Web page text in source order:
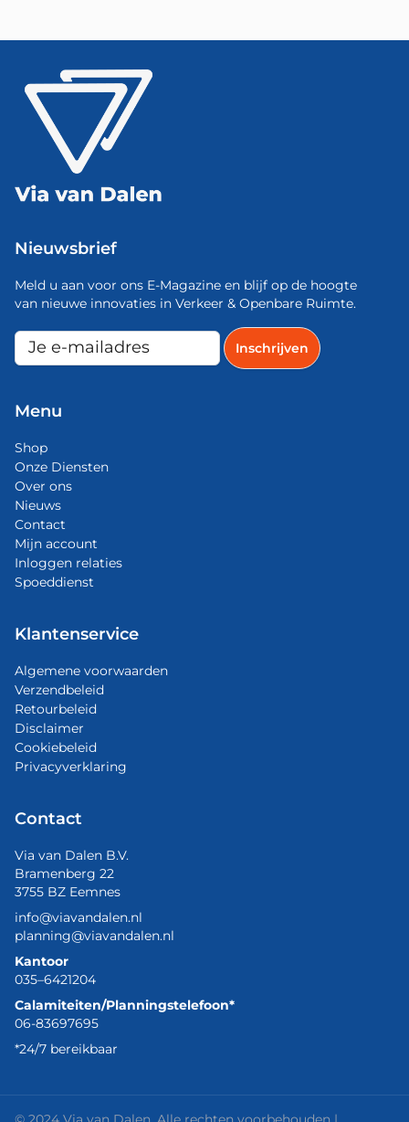
Nieuwsbrief
Meld u aan voor ons E-Magazine en blijf op de hoogte
van nieuwe innovaties in Verkeer & Openbare Ruimte.
Menu
Shop
Onze Diensten
Over ons
Nieuws
Contact
Mijn account
Inloggen relaties
Spoeddienst
Klantenservice
Algemene voorwaarden
Verzendbeleid
Retourbeleid
Disclaimer
Cookiebeleid
Privacyverklaring
Contact
Via van Dalen B.V.
Bramenberg 22
3755 BZ Eemnes
info@viavandalen.nl
planning@viavandalen.nl
Kantoor
035–6421204
Calamiteiten/Planningstelefoon*
06-83697695
*24/7 bereikbaar